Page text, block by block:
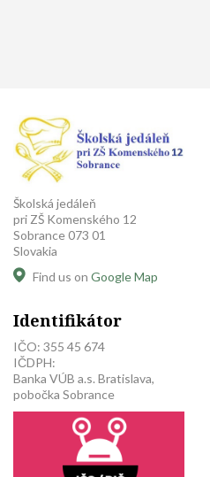
Školská jedáleň
pri ZŠ Komenského 12
Sobrance 073 01
Slovakia
Find us on Google Map
Identifikátor
IČO: 355 45 674
IČDPH:
Banka VÚB a.s. Bratislava,
pobočka Sobrance